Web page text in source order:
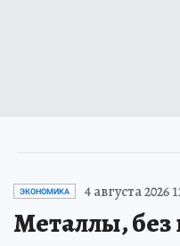
ЭКОНОМИКА 4 августа 2026
Металлы,